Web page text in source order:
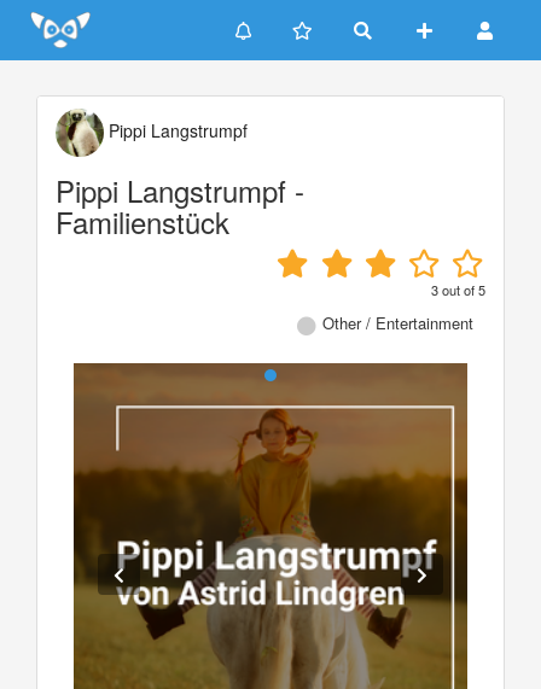
Update cookies preferences
Pippi Langstrumpf
Pippi Langstrumpf -
Familienstück
3out of5
Other / Entertainment